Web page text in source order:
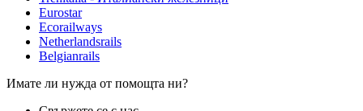
Eurostar
Ecorailways
Netherlandsrails
Belgianrails
Имате ли нужда от помощта ни?